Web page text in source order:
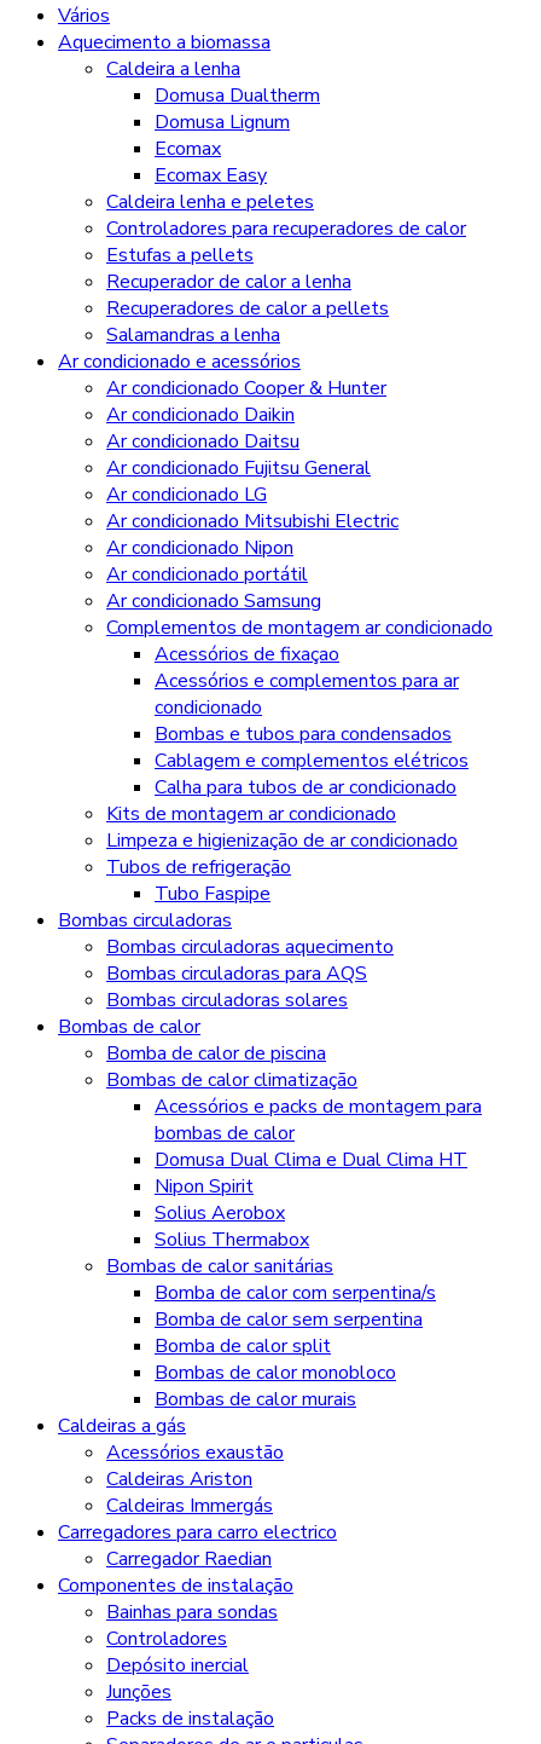
Vários
Aquecimento a biomassa
Caldeira a lenha
Domusa Dualtherm
Domusa Lignum
Ecomax
Ecomax Easy
Caldeira lenha e peletes
Controladores para recuperadores de calor
Estufas a pellets
Recuperador de calor a lenha
Recuperadores de calor a pellets
Salamandras a lenha
Ar condicionado e acessórios
Ar condicionado Cooper & Hunter
Ar condicionado Daikin
Ar condicionado Daitsu
Ar condicionado Fujitsu General
Ar condicionado LG
Ar condicionado Mitsubishi Electric
Ar condicionado Nipon
Ar condicionado portátil
Ar condicionado Samsung
Complementos de montagem ar condicionado
Acessórios de fixaçao
Acessórios e complementos para ar
condicionado
Bombas e tubos para condensados
Cablagem e complementos elétricos
Calha para tubos de ar condicionado
Kits de montagem ar condicionado
Limpeza e higienização de ar condicionado
Tubos de refrigeração
Tubo Faspipe
Bombas circuladoras
Bombas circuladoras aquecimento
Bombas circuladoras para AQS
Bombas circuladoras solares
Bombas de calor
Bomba de calor de piscina
Bombas de calor climatização
Acessórios e packs de montagem para
bombas de calor
Domusa Dual Clima e Dual Clima HT
Nipon Spirit
Solius Aerobox
Solius Thermabox
Bombas de calor sanitárias
Bomba de calor com serpentina/s
Bomba de calor sem serpentina
Bomba de calor split
Bombas de calor monobloco
Bombas de calor murais
Caldeiras a gás
Acessórios exaustão
Caldeiras Ariston
Caldeiras Immergás
Carregadores para carro electrico
Carregador Raedian
Componentes de instalação
Bainhas para sondas
Controladores
Depósito inercial
Junções
Packs de instalação